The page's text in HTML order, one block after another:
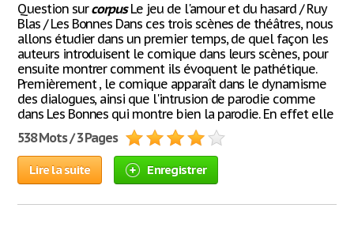
Question surcorpusLe jeu de l'amour et du hasard / Ruy
Blas / Les Bonnes Dans ces trois scènes de théâtres, nous
allons étudier dans un premier temps, de quel façon les
auteurs introduisent le comique dans leurs scènes, pour
ensuite montrer comment ils évoquent le pathétique.
Premièrement , le comique apparaît dans le dynamisme
des dialogues, ainsi que l'intrusion de parodie comme
dans Les Bonnes qui montre bien la parodie. En effet elle
538 Mots / 3 Pages
Lire la suite Enregistrer